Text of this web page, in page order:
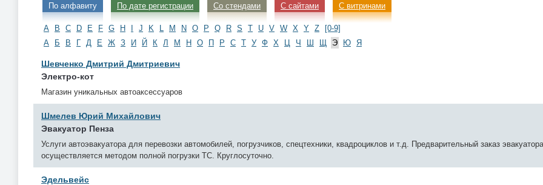
По алфавиту По дате регистрации Со стендами С сайтами С витринами
A B C D E F G H J K M N O P Q R S T U V W X Y Z
[0-9]
А
Б В Г Д Е Ж З И Й К Л М Н О П Р С Т У Ф Х Ч Э Ю Я
Шевченко Дмитрий Дмитриевич
Электро-кот
Магазин уникальных автоаксессуаров
Шмелев Юрий Михайлович
Эвакуатор Пенза
Услуги автоэвакуатора для перевозки автомобилей, погрузчиков, спецтехники, квадроциклов и т.д. Предварительный заказ
осуществляется методом полной погрузки ТС. Круглосуточно.
Эдельвейс